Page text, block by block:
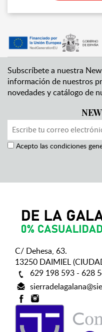
Subscríbete a nuestra
información de nuestros
novedades y catálogo de
Acepto las condiciones
C/ Dehesa, 63.
13250 DAIMIEL
629 198 593 - 628